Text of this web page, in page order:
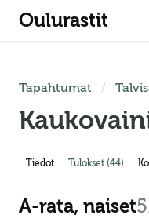
Oulurastit
Tapahtumat
Tiedot Tulokset (44)
A-rata, naiset